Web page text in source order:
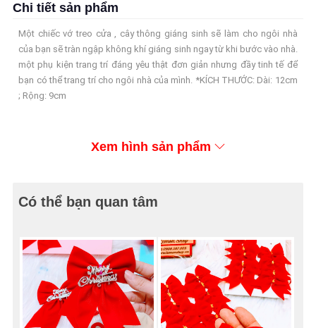
Chi tiết sản phẩm
Một chiếc vớ treo cửa , cây thông giáng sinh sẽ làm cho ngôi nhà
của bạn sẽ tràn ngập không khí giáng sinh ngay từ khi bước vào nhà.
một phụ kiện trang trí đáng yêu thật đơn giản nhưng đầy tinh tế để
bạn có thể trang trí cho ngôi nhà của mình. *KÍCH THƯỚC: Dài: 12cm
; Rộng: 9cm
Xem hình sản phẩm
Có thể bạn quan tâm